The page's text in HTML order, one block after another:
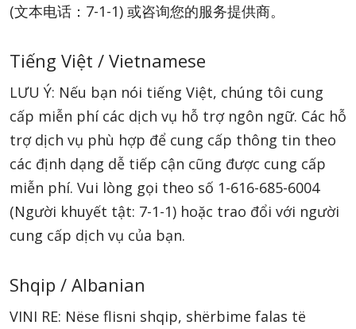
(文本电话：7-1-1) 或咨询您的服务提供商。
Tiếng Việt / Vietnamese
LƯU Ý: Nếu bạn nói tiếng Việt, chúng tôi cung
cấp miễn phí các dịch vụ hỗ trợ ngôn ngữ. Các hỗ
trợ dịch vụ phù hợp để cung cấp thông tin theo
các định dạng dễ tiếp cận cũng được cung cấp
miễn phí. Vui lòng gọi theo số 1-616-685-6004
(Người khuyết tật: 7-1-1) hoặc trao đổi với người
cung cấp dịch vụ của bạn.
Shqip / Albanian
VINI RE: Nëse flisni shqip, shërbime falas të